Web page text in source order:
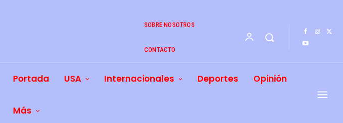
SOBRE NOSOTROS
CONTACTO
Portada USA Internacionales Deportes Opinión
Más